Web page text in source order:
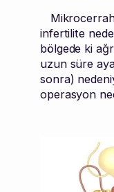
infertilite
bölgede ki
uzun süre
sonra)
operasyon